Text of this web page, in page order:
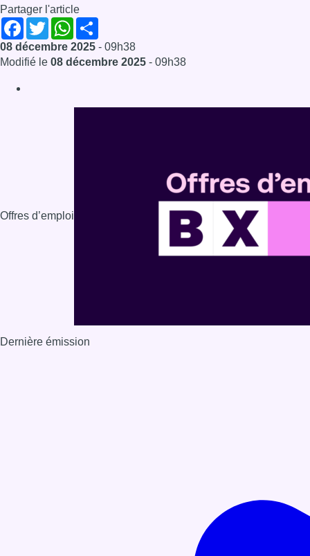
Partager l'article
Facebook
TwitterWhatsApp
08 décembre 2025 - 09h38
Modifié le 08 décembre 2025 - 09h38
Offres d’emploi
Dernière émission